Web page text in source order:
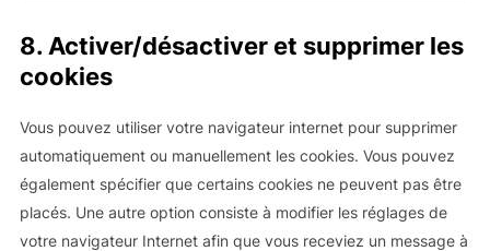
8. Activer/désactiver et supprimer les
cookies
Vous pouvez utiliser votre navigateur internet pour supprimer
automatiquement ou manuellement les cookies. Vous pouvez
également spécifier que certains cookies ne peuvent pas être
placés. Une autre option consiste à modifier les réglages de
votre navigateur Internet afin que vous receviez un message à